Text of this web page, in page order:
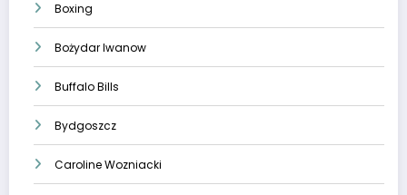
Boxing
Bożydar Iwanow
Buffalo Bills
Bydgoszcz
Caroline Wozniacki